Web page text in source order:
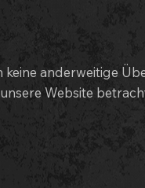
anderweitige
Website